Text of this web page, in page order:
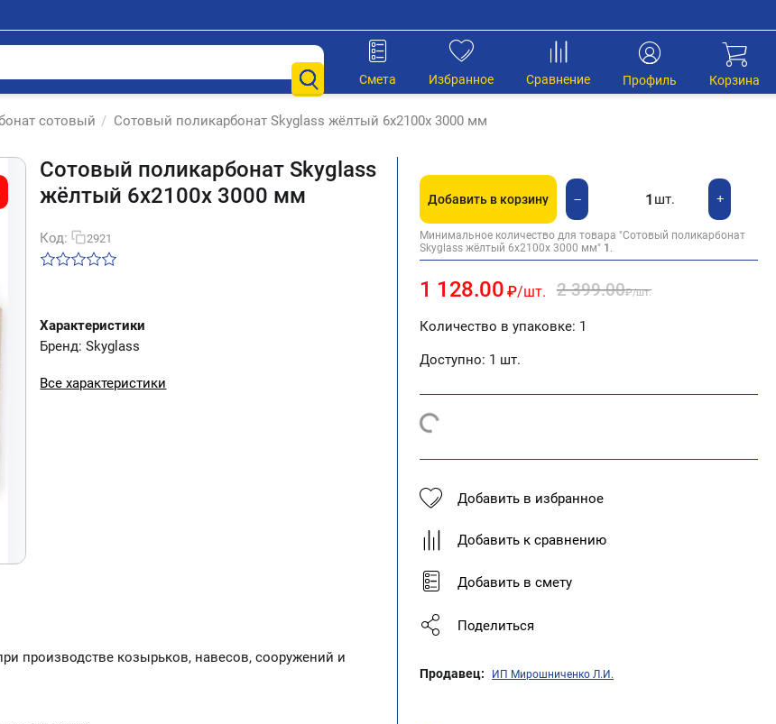
Корзина
Профиль
Сравнение
Избранное
Смета
сотовый / Сотовый поликарбонат Skyglass жёлтый 6х2100х 3000 мм
Сотовый поликарбонат Skyglass
жёлтый 6х2100х 3000 мм
Код: 2921
Характеристики
Бренд: Skyglass
Все характеристики
производстве козырьков, навесов, сооружений и
Добавить в корзину +
шт.
−
Минимальное количество для товара "Сотовый поликарбонат
Skyglass жёлтый 6х2100х 3000 мм" 1 .
1 128.00 ₽/шт. 2 399.00₽/шт.
Количество в упаковке: 1
Доступно: 1 шт.
Добавить в избранное
Добавить к сравнению
Добавить в смету
Поделиться
Продавец: ИП Мирошниченко Л.И.